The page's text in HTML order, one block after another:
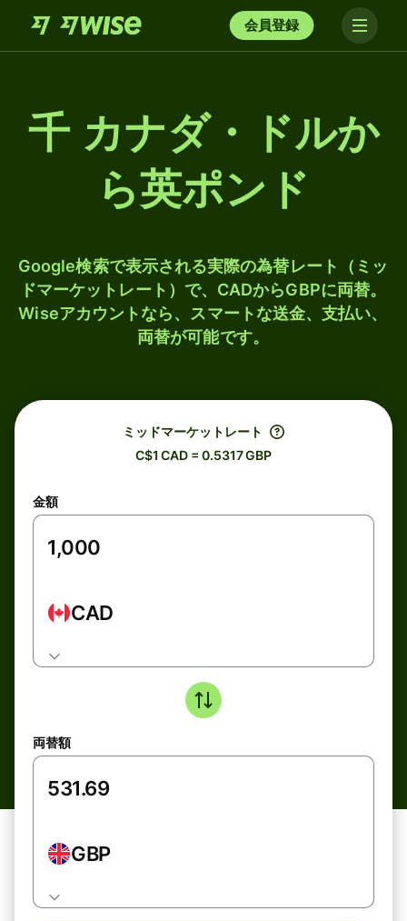
会員登録
千 カナダ・ドルか
ら英ポンド
Google検索で表示される実際の為替レート（ミッ
ドマーケットレート）で、CADからGBPに両替。
Wiseアカウントなら、スマートな送金、支払い、
両替が可能です。
ミッドマーケットレート
C$1 CAD = 0.5317 GBP
金額
CAD
両替額
GBP